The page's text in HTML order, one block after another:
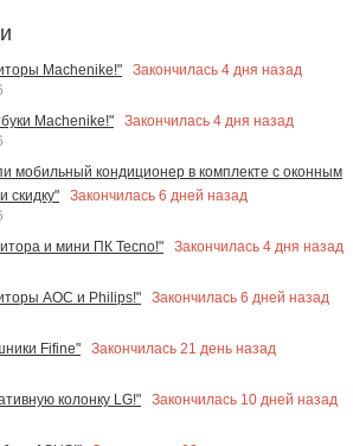
Machenike!" Закончилась 4 дня назад
Machenike!"
Закончилась 4 дня назад
мобильный кондиционер в комплекте с оконным
скидку"
Закончилась 6 дней назад
и мини ПК Tecno!"
Закончилась 4 дня назад
AOC и Philips!"
Закончилась 6 дней назад
Fifine"
Закончилась 21 день назад
колонку LG!"
Закончилась 10 дней назад